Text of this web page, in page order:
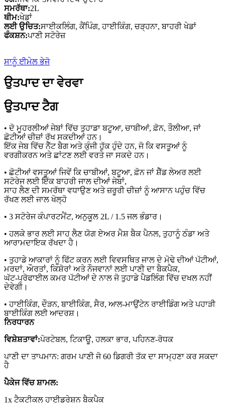
ਸਮਰੱਥਾ:2L
ਥੀਮ:ਖੇਡਾਂ
ਲਈ ਉਚਿਤ:ਸਾਈਕਲਿੰਗ, ਕੈਂਪਿੰਗ, ਹਾਈਕਿੰਗ, ਚੜ੍ਹਨਾ, ਬਾਹਰੀ ਖੇਡਾਂ
ਫੰਕਸ਼ਨ:ਪਾਣੀ ਸਟੋਰੇਜ਼
ਸਾਨੂੰ ਈਮੇਲ ਭੇਜੋ
ਉਤਪਾਦ ਦਾ ਵੇਰਵਾ
ਉਤਪਾਦ ਟੈਗ
• ਦੋ ਮੂਹਰਲੀਆਂ ਜੇਬਾਂ ਵਿੱਚ ਤੁਹਾਡਾ ਬਟੂਆ, ਚਾਬੀਆਂ, ਫ਼ੋਨ, ਤੌਲੀਆ, ਜਾਂ
ਛੋਟੀਆਂ ਚੀਜ਼ਾਂ ਰੱਖ ਸਕਦੀਆਂ ਹਨ।
ਇੱਕ ਜੇਬ ਵਿੱਚ ਨੈੱਟ ਬੈਗ ਅਤੇ ਕੁੰਜੀ ਹੁੱਕ ਹੁੰਦੇ ਹਨ, ਜੋ ਕਿ ਵਸਤੂਆਂ ਨੂੰ
ਵਰਗੀਕਰਨ ਅਤੇ ਛਾਂਟਣ ਲਈ ਵਰਤੇ ਜਾ ਸਕਦੇ ਹਨ।
• ਛੋਟੀਆਂ ਵਸਤੂਆਂ ਜਿਵੇਂ ਕਿ ਚਾਬੀਆਂ, ਬਟੂਆ, ਫ਼ੋਨ ਜਾਂ ਸ਼ੈੱਡ ਲੇਅਰ ਲਈ
ਸਟੋਰੇਜ ਲਈ ਇੱਕ ਬਾਹਰੀ ਜਾਲ ਦੀਆਂ ਜੇਬਾਂ,
ਸਾਹ ਲੈਣ ਦੀ ਸਮਰੱਥਾ ਵਧਾਉਣ ਅਤੇ ਜ਼ਰੂਰੀ ਚੀਜ਼ਾਂ ਨੂੰ ਆਸਾਨ ਪਹੁੰਚ ਵਿੱਚ
ਰੱਖਣ ਲਈ ਜਾਲ ਖੋਲ੍ਹੋ
• 3 ਸਟੋਰੇਜ ਕੰਪਾਰਟਮੈਂਟ, ਅਨੁਕੂਲ 2L / 1.5 ਜਲ ਭੰਡਾਰ।
• ਹਲਕੇ ਭਾਰ ਲਈ ਸਾਹ ਲੈਣ ਯੋਗ ਏਅਰ ਮੈਸ਼ ਬੈਕ ਪੈਨਲ, ਤੁਹਾਨੂੰ ਠੰਡਾ ਅਤੇ
ਆਰਾਮਦਾਇਕ ਰੱਖਦਾ ਹੈ।
• ਤੁਹਾਡੇ ਆਕਾਰਾਂ ਨੂੰ ਫਿੱਟ ਕਰਨ ਲਈ ਵਿਵਸਥਿਤ ਜਾਲ ਦੇ ਮੋਢੇ ਦੀਆਂ ਪੱਟੀਆਂ,
ਮਰਦਾਂ, ਔਰਤਾਂ, ਕਿਸ਼ੋਰਾਂ ਅਤੇ ਨੌਜਵਾਨਾਂ ਲਈ ਪਾਣੀ ਦਾ ਬੈਕਪੈਕ,
ਘੱਟ-ਪ੍ਰੋਫਾਈਲ ਕਮਰ ਪੱਟੀਆਂ ਦੇ ਨਾਲ ਜੋ ਤੁਹਾਡੇ ਪੈਡਲਿੰਗ ਵਿੱਚ ਦਖਲ ਨਹੀਂ
ਦੇਵੇਗੀ।
• ਹਾਈਕਿੰਗ, ਦੌੜਨ, ਬਾਈਕਿੰਗ, ਸੈਰ, ਆਲ-ਮਾਉਂਟੇਨ ਰਾਈਡਿੰਗ ਅਤੇ ਪਹਾੜੀ
ਬਾਈਕਿੰਗ ਲਈ ਆਦਰਸ਼।
ਨਿਰਧਾਰਨ
ਵਿਸ਼ੇਸ਼ਤਾਵਾਂ:ਪੋਰਟੇਬਲ, ਟਿਕਾਊ, ਹਲਕਾ ਭਾਰ, ਪਹਿਨਣ-ਰੋਧਕ
ਪਾਣੀ ਦਾ ਤਾਪਮਾਨ: ਗਰਮ ਪਾਣੀ ਜੋ 60 ਡਿਗਰੀ ਤੱਕ ਦਾ ਸਾਮ੍ਹਣਾ ਕਰ ਸਕਦਾ
ਹੈ
ਪੈਕੇਜ ਵਿੱਚ ਸ਼ਾਮਲ:
1x ਟੈਕਟੀਕਲ ਹਾਈਡਰੇਸ਼ਨ ਬੈਕਪੈਕ